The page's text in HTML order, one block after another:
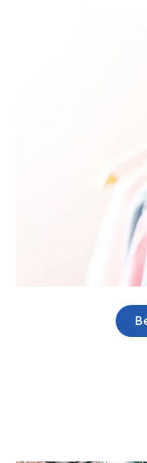
Maak kennis met
fashion
TCOG.
voor bedrijven die
kledingindustrie.
AppSource en is
Microsoft